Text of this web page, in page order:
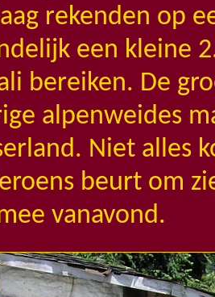
rekenden op
een kleine
bereiken. De
alpenweides
Niet alles
beurt om
vanavond.